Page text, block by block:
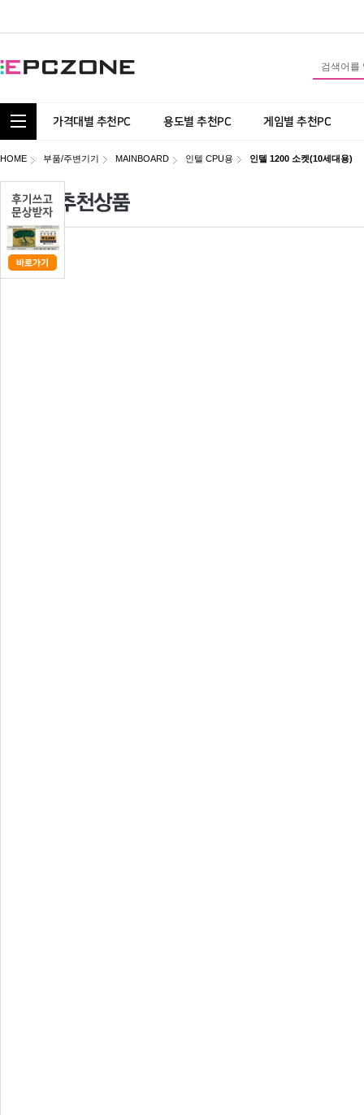
통합 카테고리 보기
가격대별 추천PC 용도별 추천PC 게임별 추천PC
HOME 부품/주변기기 MAINBOARD 인텔 CPU용 인텔 1200 소켓(10세대용)